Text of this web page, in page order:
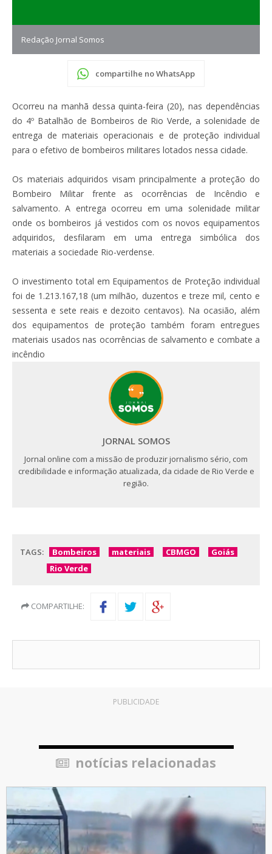
Redação Jornal Somos
compartilhe no WhatsApp
Ocorreu na manhã dessa quinta-feira (20), nas dependências
do 4º Batalhão de Bombeiros de Rio Verde, a solenidade de
entrega de materiais operacionais e de proteção individual
para o efetivo de bombeiros militares lotados nessa cidade.
Os materiais adquiridos visam principalmente a proteção do
Bombeiro Militar frente as ocorrências de Incêndio e
salvamento. A entrega ocorreu em uma solenidade militar
onde os bombeiros já vestidos com os novos equipamentos
adquiridos, desfilaram em uma entrega simbólica dos
materiais a sociedade Rio-verdense.
O investimento total em Equipamentos de Proteção individual
foi de 1.213.167,18 (um milhão, duzentos e treze mil, cento e
sessenta e sete reais e dezoito centavos). Na ocasião, além
dos equipamentos de proteção também foram entregues
materiais usados nas ocorrências de salvamento e combate a
incêndio
JORNAL SOMOS
Jornal online com a missão de produzir jornalismo sério, com
credibilidade e informação atualizada, da cidade de Rio Verde e
região.
TAGS: Bombeiros materiais CBMGO
Goiás
Rio Verde
COMPARTILHE:
PUBLICIDADE
notícias relacionadas